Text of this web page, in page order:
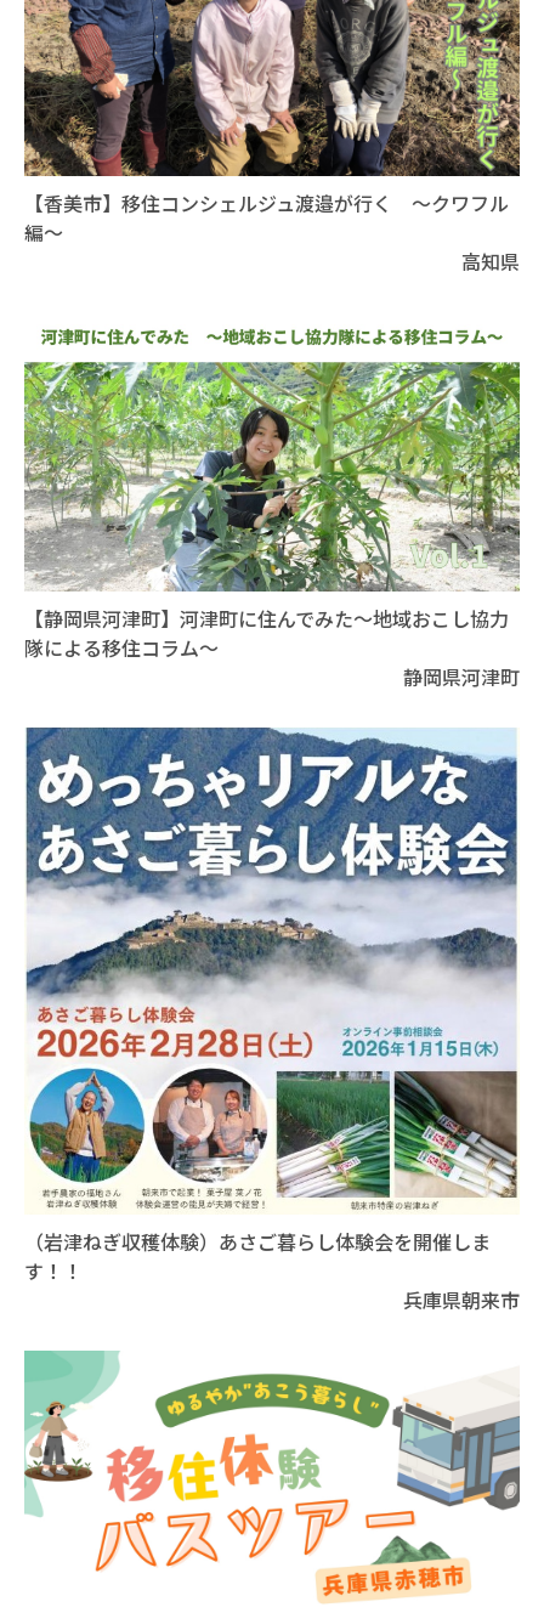
【香美市】移住コンシェルジュ渡邉が行く ～クワフル
編～
高知県
【静岡県河津町】河津町に住んでみた～地域おこし協力
隊による移住コラム～
静岡県河津町
（岩津ねぎ収穫体験）あさご暮らし体験会を開催しま
す！！
兵庫県朝来市